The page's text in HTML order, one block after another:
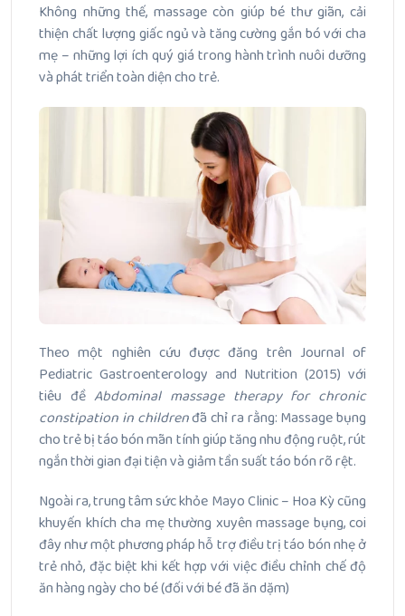
Không những thế, massage còn giúp bé thư giãn, cải
thiện chất lượng giấc ngủ và tăng cường gắn bó với cha
mẹ – những lợi ích quý giá trong hành trình nuôi dưỡng
và phát triển toàn diện cho trẻ.
Theo một nghiên cứu được đăng trên Journal of
Pediatric Gastroenterology and Nutrition (2015) với
tiêu đềAbdominal massage therapy for chronic
constipation in childrenđã chỉ ra rằng: Massage bụng
cho trẻ bị táo bón mãn tính giúp tăng nhu động ruột, rút
ngắn thời gian đại tiện và giảm tần suất táo bón rõ rệt.
Ngoài ra, trung tâm sức khỏe Mayo Clinic – Hoa Kỳ cũng
khuyến khích cha mẹ thường xuyên massage bụng, coi
đây như một phương pháp hỗ trợ điều trị táo bón nhẹ ở
trẻ nhỏ, đặc biệt khi kết hợp với việc điều chỉnh chế độ
ăn hàng ngày cho bé (đối với bé đã ăn dặm)